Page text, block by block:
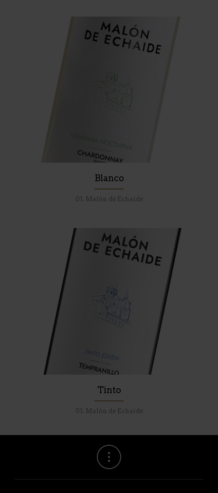
Blanco
01. Malón de Echaide
Tinto
01. Malón de Echaide